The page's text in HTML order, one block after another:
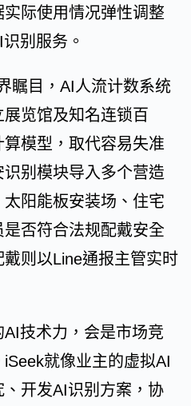
际使用情况弹性调整
别服务。
瞩目，AI人流计数系统
览馆及知名连锁百
模型，取代容易失准
别模块导入多个营造
阳能板安装场、住宅
否符合法规配戴安全
则以Line通报主管实时
技术力，会是市场竞
就像业主的虚拟AI
开发AI识别方案，协